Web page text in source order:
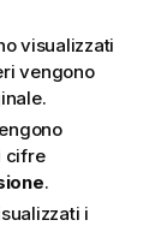
visualizzati
vengono
cifre
.
i